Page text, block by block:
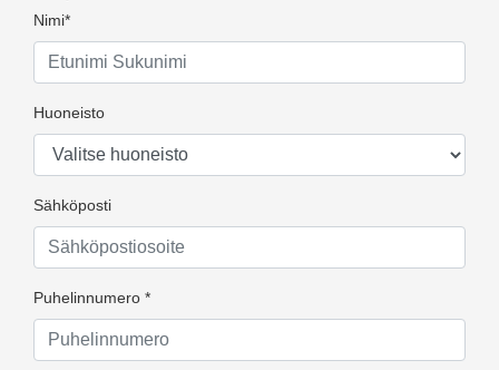
Nimi*
Huoneisto
Sähköposti
Puhelinnumero *